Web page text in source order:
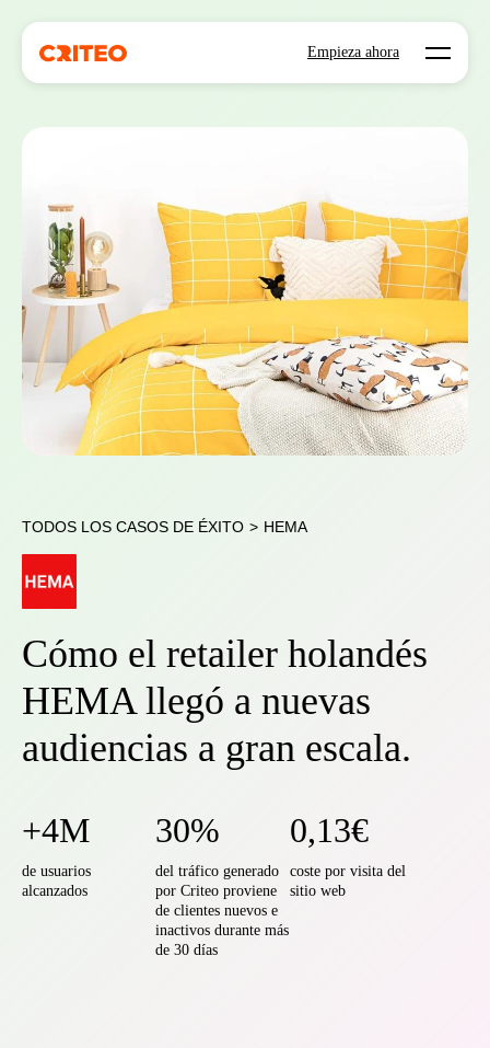
Empieza ahora Open
TODOS LOS CASOS DE ÉXITO > HEMA
Cómo el retailer holandés
HEMA llegó a nuevas
audiencias a gran escala.
+4M
de usuarios
alcanzados
30%
del tráfico generado
por Criteo proviene
de clientes nuevos e
inactivos durante más
de 30 días
0,13€
coste por visita del
sitio web